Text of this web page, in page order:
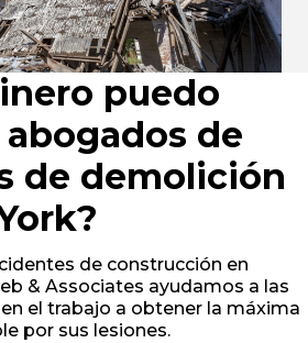
puedo
de
de demolición
de construcción en
& Associates ayudamos a las
el trabajo a obtener la máxima
por sus lesiones.